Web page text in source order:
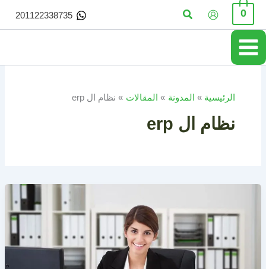
تخطي
المحتوى
0 البحث 201122338735
الرئيسية المدونة المقالات نظام ال erp
نظام ال erp